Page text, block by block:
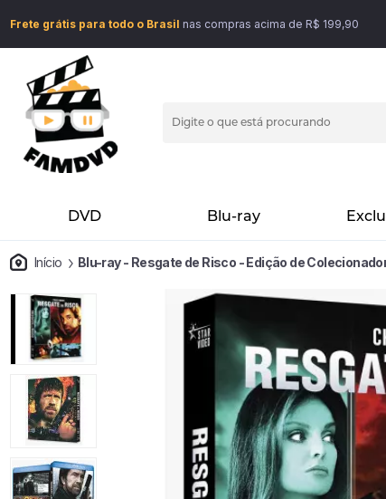
Frete grátis para todo o Brasil nas compras acima de R$ 199,90
DVD Blu-ray
Início Blu-ray - Resgate de Risco - Edição de